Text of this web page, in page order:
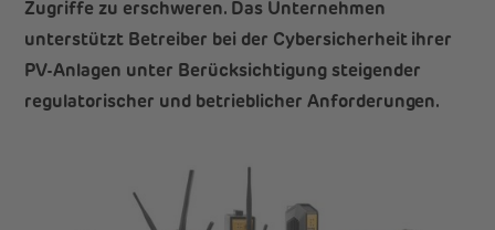
Zugriffe zu erschweren. Das Unternehmen
unterstützt Betreiber bei der Cybersicherheit ihrer
PV-Anlagen unter Berücksichtigung steigender
regulatorischer und betrieblicher Anforderungen.